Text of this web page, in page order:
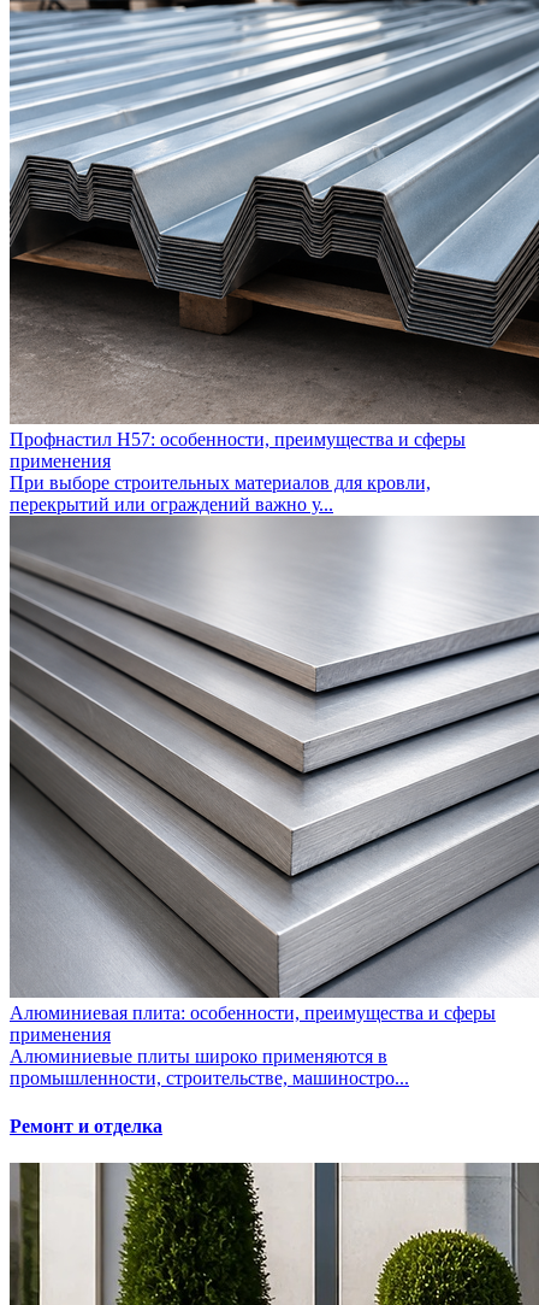
Профнастил Н57: особенности, преимущества и сферы
применения
При выборе строительных материалов для кровли,
перекрытий или ограждений важно у...
Алюминиевая плита: особенности, преимущества и сферы
применения
Алюминиевые плиты широко применяются в
промышленности, строительстве, машиностро...
Ремонт и отделка